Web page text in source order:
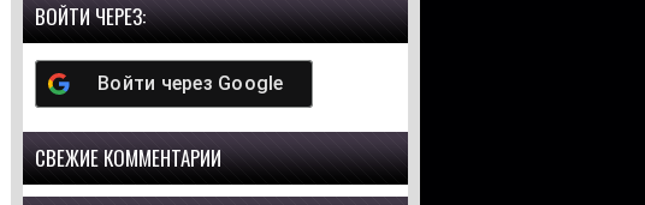
ВОЙТИ ЧЕРЕЗ:
Войти через Google
СВЕЖИЕ КОММЕНТАРИИ